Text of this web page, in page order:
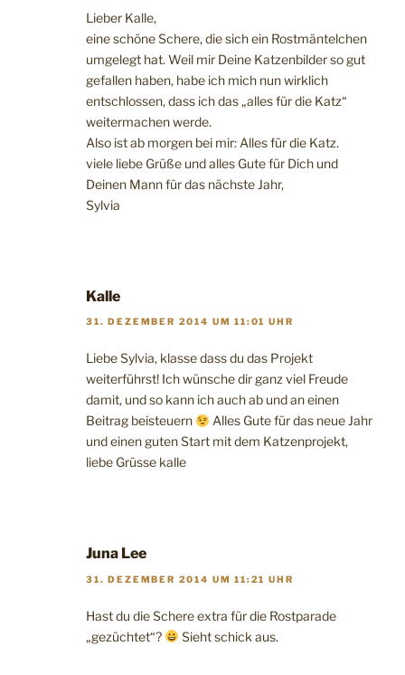
Lieber Kalle,
eine schöne Schere, die sich ein Rostmäntelchen
umgelegt hat. Weil mir Deine Katzenbilder so gut
gefallen haben, habe ich mich nun wirklich
entschlossen, dass ich das „alles für die Katz“
weitermachen werde.
Also ist ab morgen bei mir: Alles für die Katz.
viele liebe Grüße und alles Gute für Dich und
Deinen Mann für das nächste Jahr,
Sylvia
Kalle
31. DEZEMBER 2014 UM 11:01 UHR
Liebe Sylvia, klasse dass du das Projekt
weiterführst! Ich wünsche dir ganz viel Freude
damit, und so kann ich auch ab und an einen
Beitrag beisteuern
Alles Gute für das neue Jahr
und einen guten Start mit dem Katzenprojekt,
liebe Grüsse kalle
Juna Lee
31. DEZEMBER 2014 UM 11:21 UHR
Hast du die Schere extra für die Rostparade
„gezüchtet“?
Sieht schick aus.